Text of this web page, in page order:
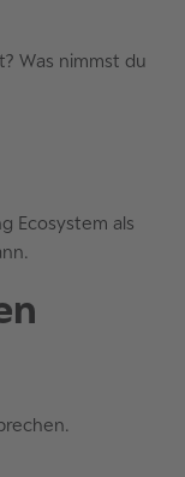
Was nimmst du
Ecosystem als